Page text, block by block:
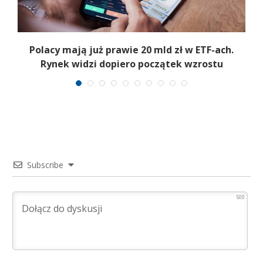
Polacy mają już prawie 20 mld zł w ETF-ach.
Rynek widzi dopiero początek wzrostu
Subscribe
500